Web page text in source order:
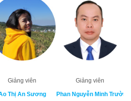
Giảng viên
Thị An Sương
Giảng viên
Phan Nguyễn Minh Trường